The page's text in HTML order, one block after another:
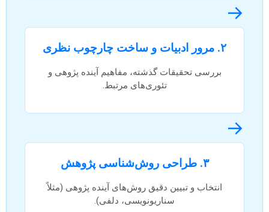
→
۲. مرور ادبیات و ساخت چارچوب نظری
بررسی تحقیقات گذشته، مفاهیم آینده پژوهی و
تئوری‌های مرتبط.
→
۳. طراحی روش‌شناسی پژوهش
انتخاب و تبیین دقیق روش‌های آینده پژوهی (مثلاً
سناریونویسی، دلفی).